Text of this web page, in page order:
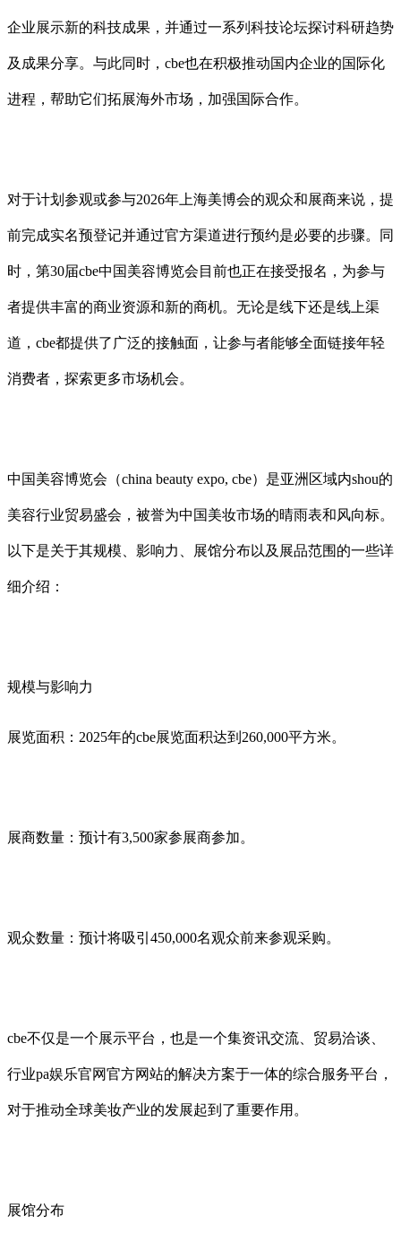
企业展示新的科技成果，并通过一系列科技论坛探讨科研趋势
及成果分享。与此同时，cbe也在积极推动国内企业的国际化
进程，帮助它们拓展海外市场，加强国际合作。
对于计划参观或参与2026年上海美博会的观众和展商来说，提
前完成实名预登记并通过官方渠道进行预约是必要的步骤。同
时，第30届cbe中国美容博览会目前也正在接受报名，为参与
者提供丰富的商业资源和新的商机。无论是线下还是线上渠
道，cbe都提供了广泛的接触面，让参与者能够全面链接年轻
消费者，探索更多市场机会。
中国美容博览会（china beauty expo, cbe）是亚洲区域内shou的
美容行业贸易盛会，被誉为中国美妆市场的晴雨表和风向标。
以下是关于其规模、影响力、展馆分布以及展品范围的一些详
细介绍：
规模与影响力
展览面积：2025年的cbe展览面积达到260,000平方米。
展商数量：预计有3,500家参展商参加。
观众数量：预计将吸引450,000名观众前来参观采购。
cbe不仅是一个展示平台，也是一个集资讯交流、贸易洽谈、
行业pa娱乐官网官方网站的解决方案于一体的综合服务平台，
对于推动全球美妆产业的发展起到了重要作用。
展馆分布